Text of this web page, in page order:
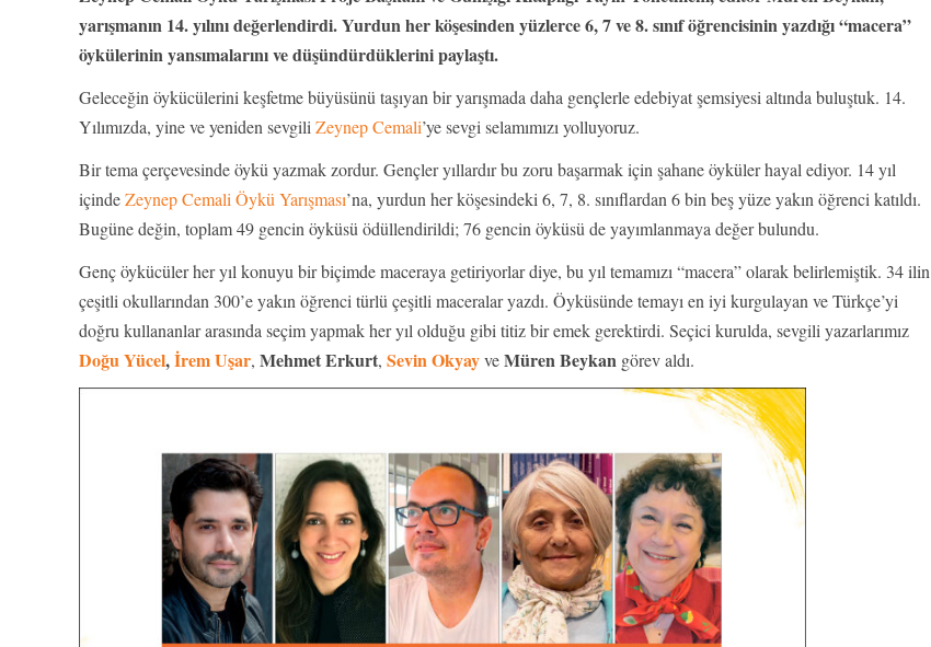
yarışmanın 14. yılını değerlendirdi. Yurdun her köşesinden yüzlerce 6, 7 ve 8. sınıf öğrencisinin yazdığı “macera”
öykülerinin yansımalarını ve düşündürdüklerini paylaştı.
Geleceğin öykücülerini keşfetme büyüsünü taşıyan bir yarışmada daha gençlerle edebiyat şemsiyesi altında buluştuk. 14.
Yılımızda, yine ve yeniden sevgiliZeynep Cemali’ye sevgi selamımızı yolluyoruz.
Bir tema çerçevesinde öykü yazmak zordur. Gençler yıllardır bu zoru başarmak için şahane öyküler hayal ediyor. 14 yıl
içindeZeynep Cemali Öykü Yarışması’na, yurdun her köşesindeki 6, 7, 8. sınıflardan 6 bin beş yüze yakın öğrenci katıldı.
Bugüne değin, toplam 49 gencin öyküsü ödüllendirildi; 76 gencin öyküsü de yayımlanmaya değer bulundu.
Genç öykücüler her yıl konuyu bir biçimde maceraya getiriyorlar diye, bu yıl temamızı “macera” olarak belirlemiştik. 34 ilin
çeşitli okullarından 300’e yakın öğrenci türlü çeşitli maceralar yazdı. Öyküsünde temayı en iyi kurgulayan ve Türkçe’yi
doğru kullananlar arasında seçim yapmak her yıl olduğu gibi titiz bir emek gerektirdi. Seçici kurulda, sevgili yazarlarımız
Doğu Yücel,İrem Uşar, Mehmet Erkurt, Sevin OkyayveMüren Beykan görev aldı.